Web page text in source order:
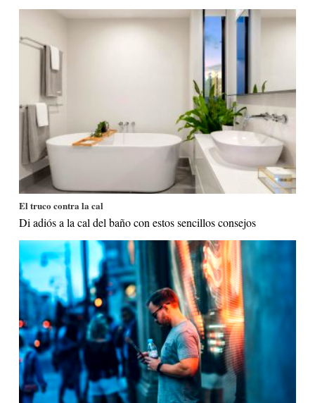
El truco contra la cal
Di adiós a la cal del baño con estos sencillos consejos